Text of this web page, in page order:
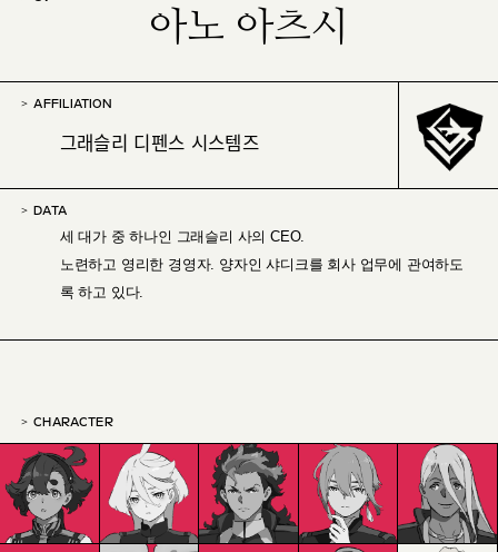
아노 아츠시
AFFILIATION
그래슬리 디펜스 시스템즈
DATA
세 대가 중 하나인 그래슬리 사의 CEO.
노련하고 영리한 경영자. 양자인 샤디크를 회사 업무에 관여하도
록 하고 있다.
CHARACTER